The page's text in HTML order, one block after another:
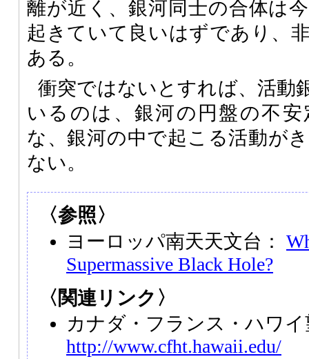
離が近く、銀河同士の合体は
起きていて良いはずであり、
ある。
衝突ではないとすれば、活動
いるのは、銀河の円盤の不
な、銀河の中で起こる活動が
ない。
〈参照〉
ヨーロッパ南天天文台：
Supermassive Black Hole?
〈関連リンク〉
カナダ・フランス・ハワ
http://www.cfht.hawaii.edu/